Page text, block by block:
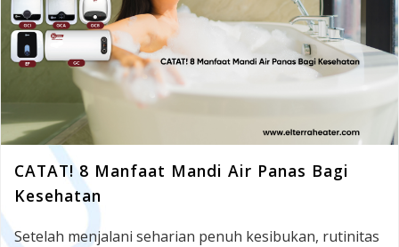
CATAT! 8 Manfaat Mandi Air Panas Bagi
Kesehatan
Setelah menjalani seharian penuh kesibukan, rutinitas